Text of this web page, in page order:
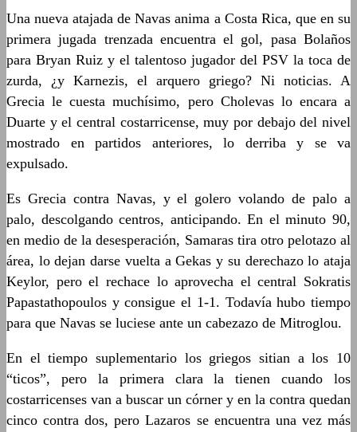
Una nueva atajada de Navas anima a Costa Rica, que en su
primera jugada trenzada encuentra el gol, pasa Bolaños
para Bryan Ruiz y el talentoso jugador del PSV la toca de
zurda, ¿y Karnezis, el arquero griego? Ni noticias. A
Grecia le cuesta muchísimo, pero Cholevas lo encara a
Duarte y el central costarricense, muy por debajo del nivel
mostrado en partidos anteriores, lo derriba y se va
expulsado.
Es Grecia contra Navas, y el golero volando de palo a
palo, descolgando centros, anticipando. En el minuto 90,
en medio de la desesperación, Samaras tira otro pelotazo al
área, lo dejan darse vuelta a Gekas y su derechazo lo ataja
Keylor, pero el rechace lo aprovecha el central Sokratis
Papastathopoulos y consigue el 1-1. Todavía hubo tiempo
para que Navas se luciese ante un cabezazo de Mitroglou.
En el tiempo suplementario los griegos sitian a los 10
“ticos”, pero la primera clara la tienen cuando los
costarricenses van a buscar un córner y en la contra quedan
cinco contra dos, pero Lazaros se encuentra una vez más